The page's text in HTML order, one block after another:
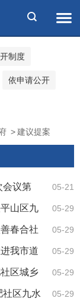
制度
依申请公开
> 建议提案
05-21
会议第
05-29
山区九
05-29
春合社
05-29
我市道
05-29
区城乡
05-29
社区九水